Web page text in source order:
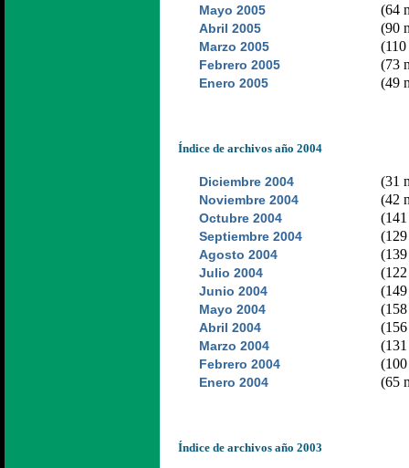
Mayo 2005 (64
Abril 2005 (90
Marzo 2005
Febrero 2005 (73
Enero 2005 (49
Índice de archivos año 2004
Diciembre 2004 (31
Noviembre 2004 (42
Octubre 2004
Septiembre 2004
Agosto 2004
Julio 2004
Junio 2004
Mayo 2004
Abril 2004
Marzo 2004
Febrero 2004
Enero 2004 (65
Índice de archivos año 2003